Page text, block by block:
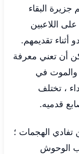
جزيرة البقاء
اللاعبين
أثناء تقديمهم.
أن تعني معرفة
والموت في
، تختلف
قدميه.
تفادي الهجمات ؛
الوحوش